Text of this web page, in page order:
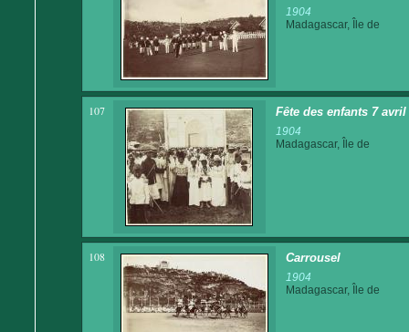
1904
Madagascar, Île de
107 Fête des enfants 7
1904
Madagascar, Île de
108 Carrousel
1904
Madagascar, Île de